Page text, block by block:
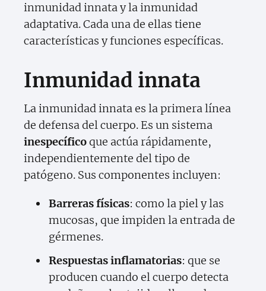
inmunidad innata y la inmunidad
adaptativa. Cada una de ellas tiene
características y funciones específicas.
Inmunidad innata
La inmunidad innata es la primera línea
de defensa del cuerpo. Es un sistema
inespecíficoque actúa rápidamente,
independientemente del tipo de
patógeno. Sus componentes incluyen:
Barreras físicas: como la piel y las
mucosas, que impiden la entrada de
gérmenes.
Respuestas inflamatorias: que se
producen cuando el cuerpo detecta